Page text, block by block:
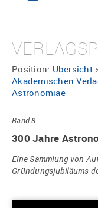
Position: Übersicht
Akademischen
Astronomiae
Band 8
300 Jahre
Eine Sammlung von
Gründungsjubiläums